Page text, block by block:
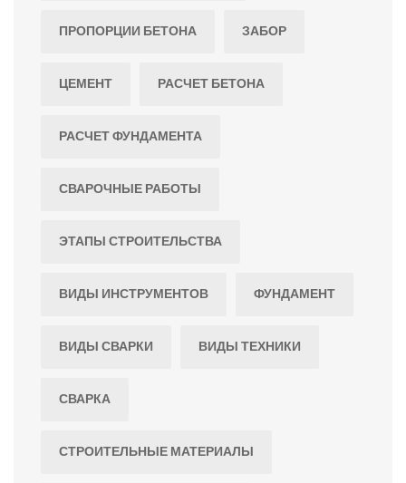
ПРОПОРЦИИ БЕТОНА ЗАБОР
ЦЕМЕНТ РАСЧЕТ БЕТОНА
РАСЧЕТ ФУНДАМЕНТА
СВАРОЧНЫЕ РАБОТЫ
ЭТАПЫ СТРОИТЕЛЬСТВА
ВИДЫ ИНСТРУМЕНТОВ ФУНДАМЕНТ
ВИДЫ СВАРКИ ВИДЫ ТЕХНИКИ
СВАРКА
СТРОИТЕЛЬНЫЕ МАТЕРИАЛЫ